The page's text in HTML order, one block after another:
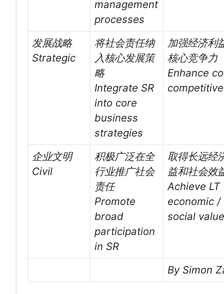
management
processes
发展战略
Strategic
将社会责任纳
入核心发展策
略
Integrate SR
into core
business
strategies
加强经济利
核心竞争力
Enhance
企业文明
Civil
积极广泛在全
行业推广社会
责任
Promote
broad
participation
in SR
取得长远经
益和社会效
Achieve LT
economic /
social value
By Simon